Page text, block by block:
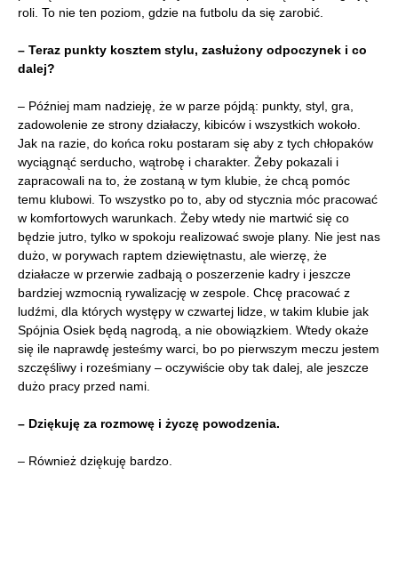
roli. To nie ten poziom, gdzie na futbolu da się zarobić.
– Teraz punkty kosztem stylu, zasłużony odpoczynek i co
dalej?
– Później mam nadzieję, że w parze pójdą: punkty, styl, gra,
zadowolenie ze strony działaczy, kibiców i wszystkich wokoło.
Jak na razie, do końca roku postaram się aby z tych chłopaków
wyciągnąć serducho, wątrobę i charakter. Żeby pokazali i
zapracowali na to, że zostaną w tym klubie, że chcą pomóc
temu klubowi. To wszystko po to, aby od stycznia móc pracować
w komfortowych warunkach. Żeby wtedy nie martwić się co
będzie jutro, tylko w spokoju realizować swoje plany. Nie jest nas
dużo, w porywach raptem dziewiętnastu, ale wierzę, że
działacze w przerwie zadbają o poszerzenie kadry i jeszcze
bardziej wzmocnią rywalizację w zespole. Chcę pracować z
ludźmi, dla których występy w czwartej lidze, w takim klubie jak
Spójnia Osiek będą nagrodą, a nie obowiązkiem. Wtedy okaże
się ile naprawdę jesteśmy warci, bo po pierwszym meczu jestem
szczęśliwy i roześmiany – oczywiście oby tak dalej, ale jeszcze
dużo pracy przed nami.
– Dziękuję za rozmowę i życzę powodzenia.
– Również dziękuję bardzo.